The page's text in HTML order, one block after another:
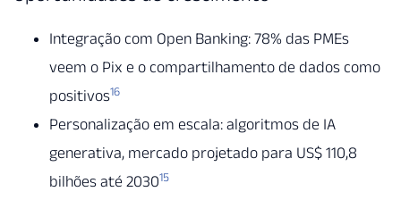
Integração com Open Banking: 78% das PMEs
veem o Pix e o compartilhamento de dados como
positivos16
Personalização em escala: algoritmos de IA
generativa, mercado projetado para US$ 110,8
bilhões até 203015